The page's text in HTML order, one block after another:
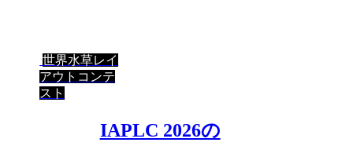
世界水草レイ
アウトコンテ
スト
IAPLC 2026の